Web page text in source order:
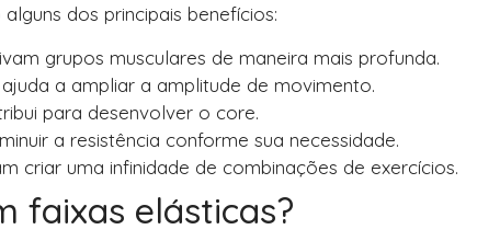
dos principais benefícios:
grupos musculares de maneira mais profunda.
a ampliar a amplitude de movimento.
para desenvolver o core.
a resistência conforme sua necessidade.
criar uma infinidade de combinações de exercícios.
faixas elásticas?